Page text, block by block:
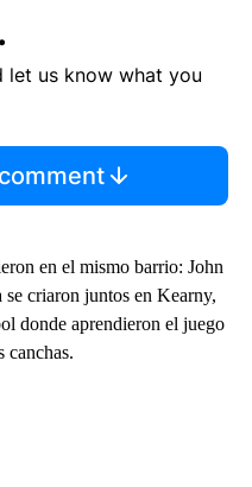
let us know what you
en el mismo barrio: John
criaron juntos en Kearny,
donde aprendieron el juego
canchas.